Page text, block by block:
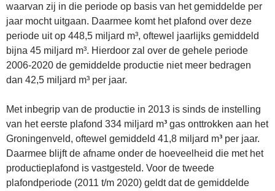
waarvan zij in die periode op basis van het gemiddelde per
jaar mocht uitgaan. Daarmee komt het plafond over deze
periode uit op 448,5 miljard m³, oftewel jaarlijks gemiddeld
bijna 45 miljard m³. Hierdoor zal over de gehele periode
2006-2020 de gemiddelde productie niet meer bedragen
dan 42,5 miljard m³ per jaar.
Met inbegrip van de productie in 2013 is sinds de instelling
van het eerste plafond 334 miljard m³ gas onttrokken aan het
Groningenveld, oftewel gemiddeld 41,8 miljard m³ per jaar.
Daarmee blijft de afname onder de hoeveelheid die met het
productieplafond is vastgesteld. Voor de tweede
plafondperiode (2011 t/m 2020) geldt dat de gemiddelde